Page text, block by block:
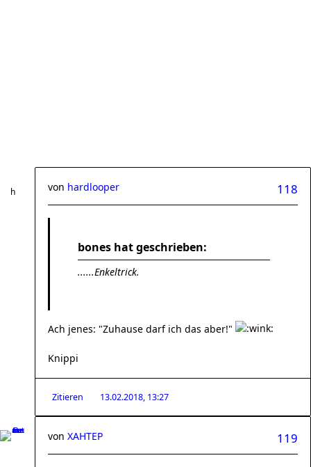
118
von hardlooper
bones hat geschrieben:
......Enkeltrick.
Ach jenes: "Zuhause darf ich das aber!"
Knippi
Zitieren 13.02.2018, 13:27
119
von XAHTEP